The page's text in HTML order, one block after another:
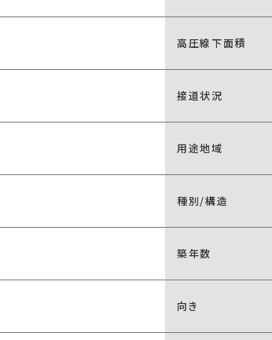
高圧線下面積
接道状況
用途地域
種別/構造
築年数
向き